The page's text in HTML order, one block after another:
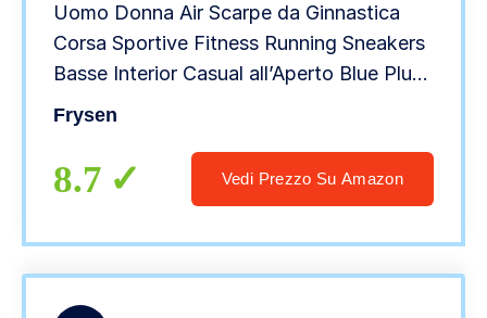
Uomo Donna Air Scarpe da Ginnastica
Corsa Sportive Fitness Running Sneakers
Basse Interior Casual all’Aperto Blue Plum
37 EU
Frysen
8.7 Vedi Prezzo Su Amazon